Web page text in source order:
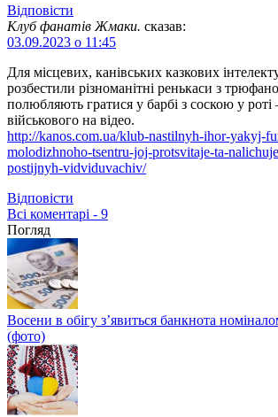
Відповіcти
Клуб фанатів Жмаки. сказав:
03.09.2023 о 11:45
Для місцевих, канівських казкових
розбестили різноманітні ренькаси з
полюбляють гратися у барбі з соскою у роті
військового на відео.
http://kanos.com.ua/klub-nastilnyh-ihor-yakyj-
molodizhnoho-tsentru-joj-protsvitaje-ta-
postijnyh-vidviduvachiv/
Відповіcти
Всі коментарі - 9
Погляд
Восени в обігу з’явиться банкнота
(фото)